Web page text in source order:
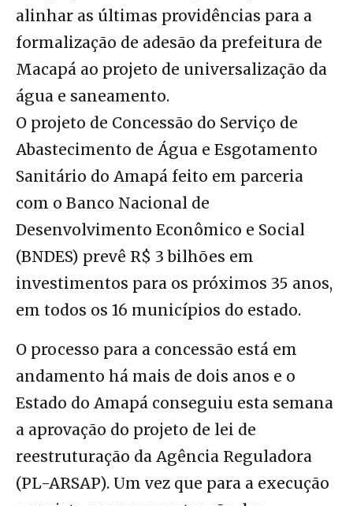
alinhar as últimas providências para a
formalização de adesão da prefeitura de
Macapá ao projeto de universalização da
água e saneamento.
O projeto de Concessão do Serviço de
Abastecimento de Água e Esgotamento
Sanitário do Amapá feito em parceria
com o Banco Nacional de
Desenvolvimento Econômico e Social
(BNDES) prevê R$ 3 bilhões em
investimentos para os próximos 35 anos,
em todos os 16 municípios do estado.
O processo para a concessão está em
andamento há mais de dois anos e o
Estado do Amapá conseguiu esta semana
a aprovação do projeto de lei de
reestruturação da Agência Reguladora
(PL-ARSAP). Um vez que para a execução